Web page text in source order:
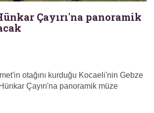
Çayırı'na panoramik
otağını kurduğu Kocaeli'nin Gebze
Çayırı'na panoramik müze